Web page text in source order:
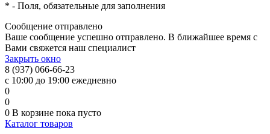
* - Поля, обязательные для заполнения
Сообщение отправлено
Ваше сообщение успешно отправлено. В ближайшее время с
Вами свяжется наш специалист
Закрыть окно
8 (937) 066-66-23
с 10:00 до 19:00 ежедневно
0
0
0 В корзине пока пусто
Каталог товаров